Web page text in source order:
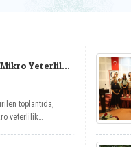
Mikro Yeterlilik
toplantıda,
yeterlilik